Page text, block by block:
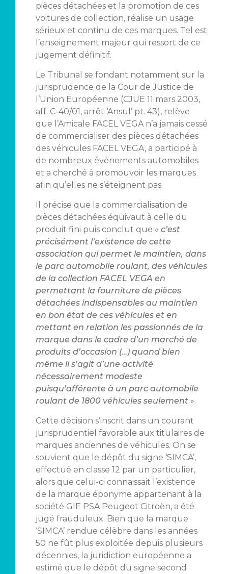
pièces détachées et la promotion de ces
voitures de collection, réalise un usage
sérieux et continu de ces marques. Tel est
l’enseignement majeur qui ressort de ce
jugement définitif.
Le Tribunal se fondant notamment sur la
jurisprudence de la Cour de Justice de
l’Union Européenne (CJUE 11 mars 2003,
aff. C-40/01, arrêt ‘Ansul’ pt. 43), relève
que l’Amicale FACEL VEGA n’a jamais cessé
de commercialiser des pièces détachées
des véhicules FACEL VEGA, a participé à
de nombreux évènements automobiles
et a cherché à promouvoir les marques
afin qu’elles ne s’éteignent pas.
Il précise que la commercialisation de
pièces détachées équivaut à celle du
produit fini puis conclut que « c’est
précisément l’existence de cette
association qui permet le maintien, dans
le parc automobile roulant, des véhicules
de la collection FACEL VEGA en
permettant la fourniture de pièces
détachées indispensables au maintien
en bon état de ces véhicules et en
mettant en relation les passionnés de la
marque dans le cadre d’un marché de
produits d’occasion (…) quand bien
même il s’agit d’une activité
nécessairement modeste
puisqu’afférente à un parc automobile
roulant de 1800 véhicules seulement ».
Cette décision s’inscrit dans un courant
jurisprudentiel favorable aux titulaires de
marques anciennes de véhicules. On se
souvient que le dépôt du signe ‘SIMCA’,
effectué en classe 12 par un particulier,
alors que celui-ci connaissait l’existence
de la marque éponyme appartenant à la
société GIE PSA Peugeot Citroën, a été
jugé frauduleux. Bien que la marque
‘SIMCA’ rendue célèbre dans les années
50 ne fût plus exploitée depuis plusieurs
décennies, la juridiction européenne a
estimé que le dépôt du signe second